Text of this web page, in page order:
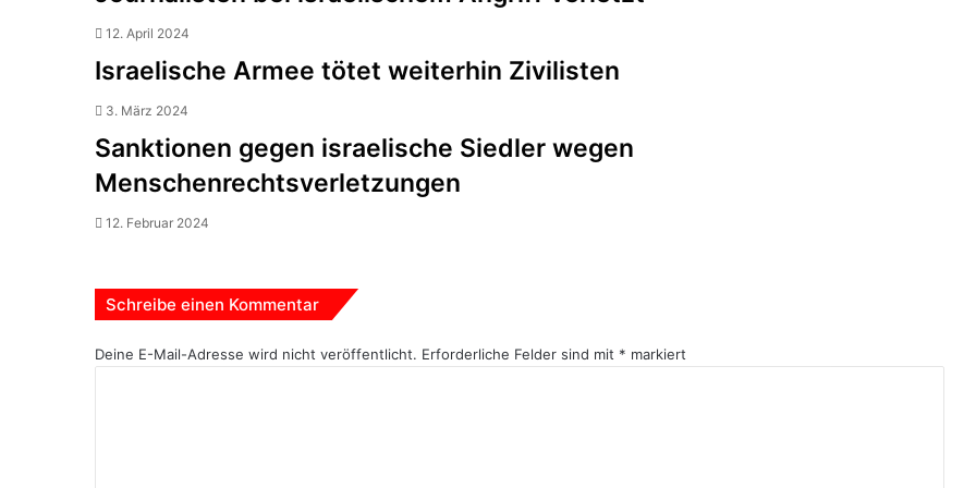
12. April 2024
Israelische Armee tötet weiterhin Zivilisten
3. März 2024
Sanktionen gegen israelische Siedler wegen
Menschenrechtsverletzungen
12. Februar 2024
Schreibe einen Kommentar
Deine E-Mail-Adresse wird nicht veröffentlicht. Erforderliche Felder sind mit * markiert